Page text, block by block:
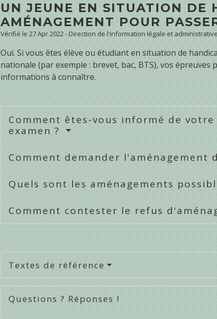
UN JEUNE EN SITUATION DE
AMÉNAGEMENT POUR
Vérifié le 27 Apr 2022 - Direction de l'information légale et
Oui. Si vous êtes élève ou étudiant en situation de
nationale (par exemple : brevet, bac, BTS), vos
informations à connaître.
Comment êtes-vous informé de
examen ?
Comment demander l'aménagement
Quels sont les aménagements
Comment contester le refus
Textes de référence
Questions ? Réponses !